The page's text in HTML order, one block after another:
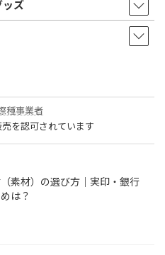
ッズ
種事業者
を認可されています
素材）の選び方｜実印・銀行
は？